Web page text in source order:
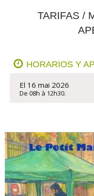
TARIFAS /
HORARIOS Y
El 16 mai 2026
De 08h à 12h30.